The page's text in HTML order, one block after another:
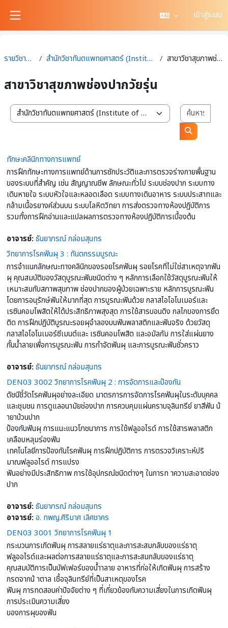
เข้าสู่ระบบ
รายวิชาทั้งหมด สำนักวิชาทันตแพทยศาสตร์ (Institute of Dentistry) สาขาวิชาสุขภาพช่องปากวัยรุ่น
สาขาวิชาสุขภาพช่องปากวัยรุ่น
สาขาวิชา / สำนักวิชา
ค้นหารายวิช
ทักษะคลินิกทางการแพทย์
การฝึกทักษะทางการแพทย์ด้านการซักประวัติและการตรวจร่างกายพื้นฐาน
ของระบบที่สำคัญ เช่น สัญญาณชีพ ลักษณะทั่วไป ระบบช่องปาก ระบบทาง
เดินหายใจ ระบบหัวใจและหลอดเลือด ระบบทางเดินอาหาร ระบบประสาทและ
กล้ามเนื้อรยางค์ส่วนบน ระบบโลหิตวิทยา การส่งตรวจทางห้องปฏิบัติการ
รวมทั้งการฝึกอ่านและแปลผลการตรวจทางห้องปฏิบัติการเบื้องต้น
อาจารย์:ธันยาภรณ์ กล่อมสุนทร
วิทยาการโรคฟันผุ 3 : ทันตกรรมบูรณะ
การจำแนกลักษณะทางคลินิกของรอยโรคฟันผุ รอยโรคที่ไม่ใช่สาเหตุจากฟัน
ผุ คุณสมบัติของวัสดุบูรณะฟันชนิดต่าง ๆ หลักการเลือกใช้วัสดุบูรณะฟันให้
เหมาะสมกับสภาพสุขภาพ ช่องปากของผู้ป่วยเฉพาะราย หลักการบูรณะฟัน
โดยการอนุรักษ์ฟันให้มากที่สุด การบูรณะฟันด้วย กลาสไอโอโนเมอร์และ
เรซินคอมโพสิตให้ได้ประสิทธิภาพสุงสุด การใช้สารบอนดิง กลไกของการยึด
ติด การฝึกปฏิบัติบูรณะรอยผุจำลองบนฟันพลาสติกและฟันจริง ด้วยวัสดุ
กลาสไอโอโนเมอร์ซีเมนต์และ เรซินคอมโพสิต และอมัลกัม การใส่แผ่นยาง
กั้นน้ำลายเพื่อการบูรณะฟัน การกำจัดฟันผุ และการบูรณะฟันชั่วคราว
อาจารย์:ธันยาภรณ์ กล่อมสุนทร
DEN03 3002 วิทยาการโรคฟันผุ 2 : การจัดการและป้องกัน
ดัชนีชี้วัดโรคฟันผุอย่างละเอียด มาตรการการจัดการโรคฟันผุในระดับบุคคล
และชุมชน การดูแลอนามัยช่องปาก การควบคุมแผ่นคราบจุลินทรีย์ ยาสีฟัน น้
ายาบ้วนปาก
ป้องกันฟันผุ การแนะแนวโภชนาการ การใช้ฟลูออไรด์ การใช้สารพลาสติก
เคลือบหลุมร่องฟัน
เทคโนโลยีการป้องกันโรคฟันผุ การฝึกปฏิบัติการ การตรวจวิเคราะห์ปริ
มาณฟลูออไรด์ การแปรง
ฟันอย่างมีประสิทธิภาพ การใช้อุปกรณ์ชนิดต่างๆ ในการท าความสะอาดช่อง
ปาก
อาจารย์:ธันยาภรณ์ กล่อมสุนทร
อาจารย์:อ. ทพญ.ศิริมาศ เลิศชาคร
DEN03 3001 วิทยาการโรคฟันผุ 1
กระบวนการเกิดฟันผุ การสลายแร่ธาตุและการสะสมกลับของแร่ธาตุ
ฟลูออไรด์และผลต่อการสลายแร่ธาตุและการสะสมกลับของแร่ธาตุ
คุณสมบัติการเป็นบัฟเฟอร์ของน้ำาลาย อาหารที่ก่อให้เกิดฟันผุ การสร้าง
กรดจากน้ าตาล เชื้อจุลินทรีย์ที่เป็นสาเหตุของโรค
ฟันผุ การทดสอบค่าปัจจัยต่าง ๆ ที่เกี่ยวข้องกับความเสี่ยงในการเกิดฟันผุ
การประเมินความเสี่ยง
ของการผุของฟัน